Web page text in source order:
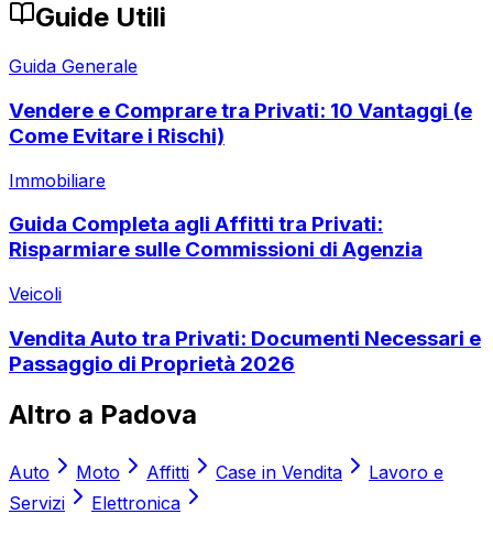
Guide Utili
Guida Generale
Vendere e Comprare tra Privati: 10 Vantaggi (e
Come Evitare i Rischi)
Immobiliare
Guida Completa agli Affitti tra Privati:
Risparmiare sulle Commissioni di Agenzia
Veicoli
Vendita Auto tra Privati: Documenti Necessari e
Passaggio di Proprietà 2026
Altro a Padova
Auto Moto Affitti Case in Vendita
Lavoro e
Servizi
Elettronica